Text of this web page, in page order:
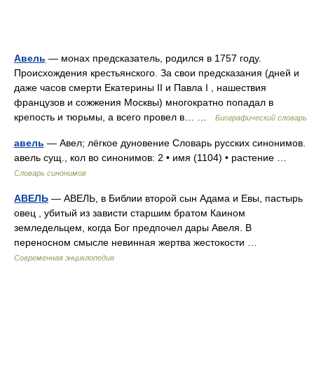
Авель — монах предсказатель, родился в 1757 году.
Происхождения крестьянского. За свои предсказания (дней и
даже часов смерти Екатерины II и Павла I , нашествия
французов и сожжения Москвы) многократно попадал в
крепость и тюрьмы, а всего провел в… …
Биографический словарь
авель — Авел; лёгкое дуновение Словарь русских синонимов.
авель сущ., кол во синонимов: 2 • имя (1104) • растение …
Словарь синонимов
АВЕЛЬ — АВЕЛЬ, в Библии второй сын Адама и Евы, пастырь
овец , убитый из зависти старшим братом Каином
земледельцем, когда Бог предпочел дары Авеля. В
переносном смысле невинная жертва жестокости …
Современная энциклопедия